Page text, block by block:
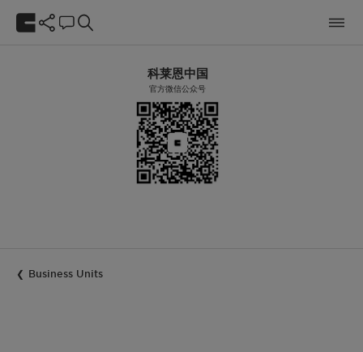
科莱恩中国
官方微信公众号
Business Units